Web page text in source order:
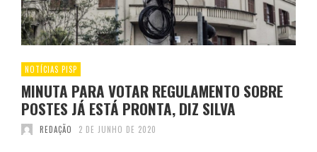
NOTÍCIAS PISP
MINUTA PARA VOTAR REGULAMENTO SOBRE
POSTES JÁ ESTÁ PRONTA, DIZ SILVA
REDAÇÃO 2 DE JUNHO DE 2020